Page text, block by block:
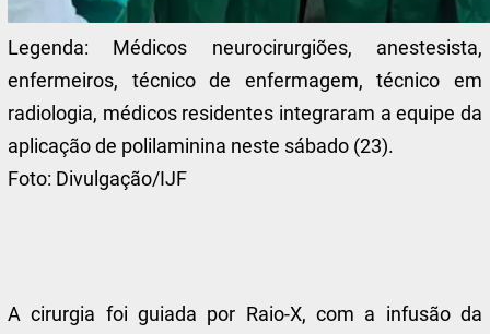
Legenda:
Médicos neurocirurgiões, anestesista,
enfermeiros, técnico de enfermagem, técnico em
radiologia, médicos residentes integraram a equipe da
aplicação de polilaminina neste sábado (23).
Foto: Divulgação/IJF
A cirurgia foi guiada por Raio-X, com a infusão da